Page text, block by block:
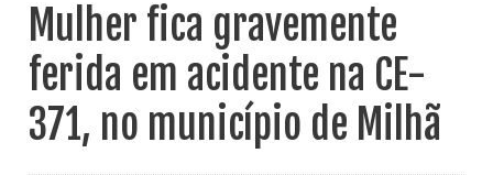
Mulher fica gravemente
ferida em acidente na CE-
371, no município de Milhã